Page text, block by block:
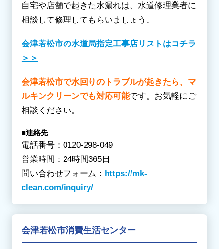
自宅や店舗で起きた水漏れは、水道修理業者に
相談して修理してもらいましょう。
会津若松市の水道局指定工事店リストはコチラ
＞＞
会津若松市で水回りのトラブルが起きたら、マ
ルキンクリーンでも対応可能です。お気軽にご
相談ください。
■連絡先
電話番号：0120-298-049
営業時間：24時間365日
問い合わせフォーム： https://mk-
clean.com/inquiry/
会津若松市消費生活センター